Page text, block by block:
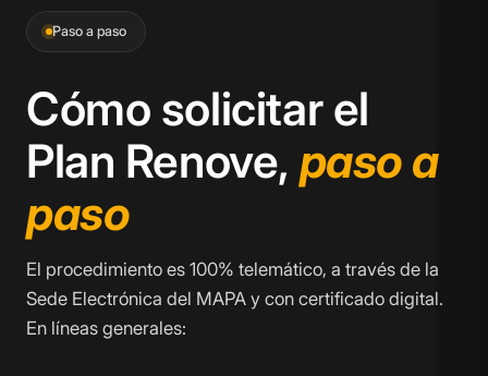
Paso a paso
Cómo solicitar el
Plan Renove, paso a
paso
El procedimiento es 100% telemático, a través de la
Sede Electrónica del MAPA y con certificado digital.
En líneas generales: